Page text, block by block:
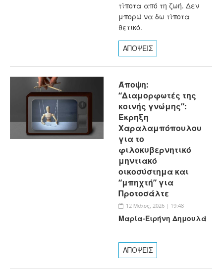
τίποτα από τη ζωή. Δεν
μπορώ να δω τίποτα
θετικό.
ΑΠΟΨΕΙΣ
Άποψη:
“Διαμορφωτές της
κοινής γνώμης”:
Έκρηξη
Χαραλαμπόπουλου
για το
φιλοκυβερνητικό
μηντιακό
οικοσύστημα και
“μπηχτή” για
Προτοσάλτε
12 Μάιος, 2026 | 19:48
Μαρία-Ειρήνη Δημουλά
ΑΠΟΨΕΙΣ